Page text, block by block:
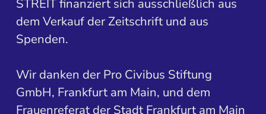
dem Verkauf der Zeitschrift und aus
Spenden.
Wir danken der Pro Civibus Stiftung
GmbH, Frankfurt am Main, und dem
Frauenreferat der Stadt Frankfurt am Main